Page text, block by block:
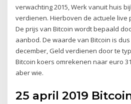
verwachting 2015, Werk vanuit huis
verdienen. Hierboven de actuele live
De prijs van Bitcoin wordt bepaald
aanbod. De waarde van Bitcoin is
december, Geld verdienen door te
Bitcoin koers omrekenen naar euro
aber wie.
25 april 2019